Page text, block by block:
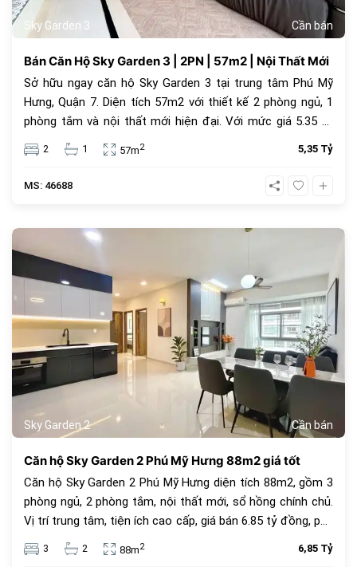
Sky Garden 3 Cần bán
Bán Căn Hộ Sky Garden 3 | 2PN | 57m2 | Nội Thất Mới
Sở hữu ngay căn hộ Sky Garden 3 tại trung tâm Phú Mỹ
Hưng, Quận 7. Diện tích 57m2 với thiết kế 2 phòng ngủ, 1
phòng tắm và nội thất mới hiện đại. Với mức giá 5.35 tỷ
đồng, đây là lựa chọn an cư lý tưởng hoặc đầu tư cho
thuê sinh lời cao trong cộng đồng văn minh.
2 1 57m2 5,35 Tỷ
MS: 46688
Sky Garden 2 Cần bán
Căn hộ Sky Garden 2 Phú Mỹ Hưng 88m2 giá tốt
Căn hộ Sky Garden 2 Phú Mỹ Hưng diện tích 88m2, gồm 3
phòng ngủ, 2 phòng tắm, nội thất mới, sổ hồng chính chủ.
Vị trí trung tâm, tiện ích cao cấp, giá bán 6.85 tỷ đồng, phù
hợp để ở hoặc đầu tư.
3 2 88m2 6,85 Tỷ